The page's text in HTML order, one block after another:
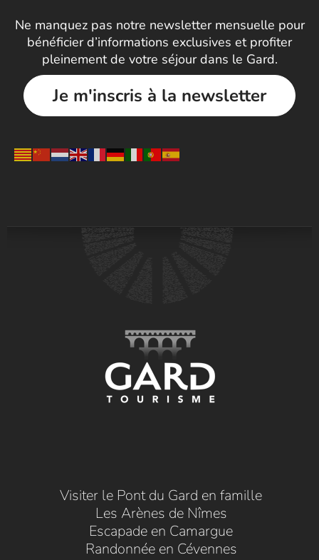
Ne manquez pas notre newsletter mensuelle pour
bénéficier d’informations exclusives et profiter
pleinement de votre séjour dans le Gard.
Je m'inscris à la newsletter
Visiter le Pont du Gard en famille
Les Arènes de Nîmes
Escapade en Camargue
Randonnée en Cévennes